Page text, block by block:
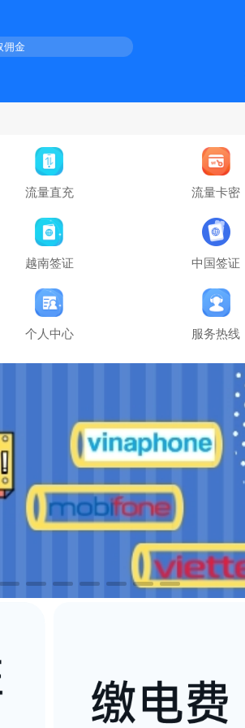
佣金
流量直充 流量卡密
越南签证 中国签证
个人中心 服务热线